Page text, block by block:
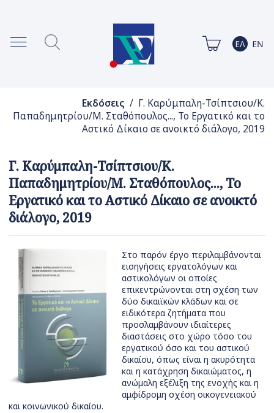
Εκδόσεις / Γ. Καρύμπαλη-Τσίπτσιου/Κ.
Παπαδημητρίου/Μ. Σταθόπουλος..., Το Εργατικό και το
Αστικό Δίκαιο σε ανοικτό διάλογο, 2019
Γ. Καρύμπαλη-Τσίπτσιου/Κ.
Παπαδημητρίου/Μ. Σταθόπουλος..., Το
Εργατικό και το Αστικό Δίκαιο σε ανοικτό
διάλογο, 2019
Στο παρόν έργο περιλαμβάνονται
εισηγήσεις εργατολόγων και
αστικολόγων οι οποίες
επικεντρώνονται στη σχέση των
δύο δικαιϊκών κλάδων και σε
ειδικότερα ζητήματα που
προσλαμβάνουν ιδιαίτερες
διαστάσεις στο χώρο τόσο του
εργατικού όσο και του αστικού
δικαίου, όπως είναι η ακυρότητα
και η κατάχρηση δικαιώματος, η
ανώμαλη εξέλιξη της ενοχής και η
αμφίδρομη σχέση οικογενειακού
και κοινωνικού δικαίου.